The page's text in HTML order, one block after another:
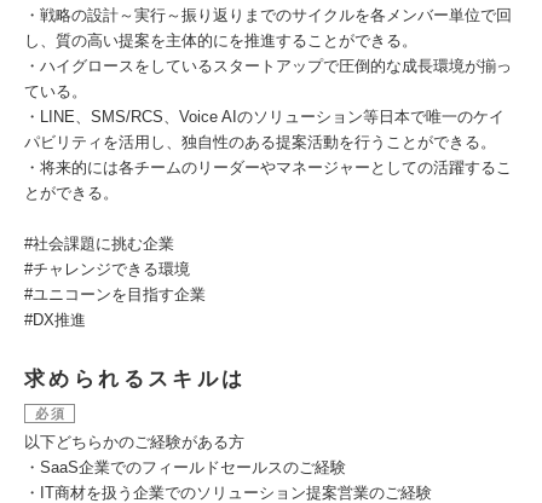
・戦略の設計～実行～振り返りまでのサイクルを各メンバー単位で回
し、質の高い提案を主体的にを推進することができる。
・ハイグロースをしているスタートアップで圧倒的な成長環境が揃っ
ている。
・LINE、SMS/RCS、Voice AIのソリューション等日本で唯一のケイ
パビリティを活用し、独自性のある提案活動を行うことができる。
・将来的には各チームのリーダーやマネージャーとしての活躍するこ
とができる。
#社会課題に挑む企業
#チャレンジできる環境
#ユニコーンを目指す企業
#DX推進
求められるスキルは
必須
以下どちらかのご経験がある方
・SaaS企業でのフィールドセールスのご経験
・IT商材を扱う企業でのソリューション提案営業のご経験